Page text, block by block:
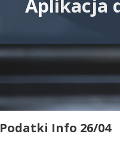
Podatki Info 26/04
Aplikacja